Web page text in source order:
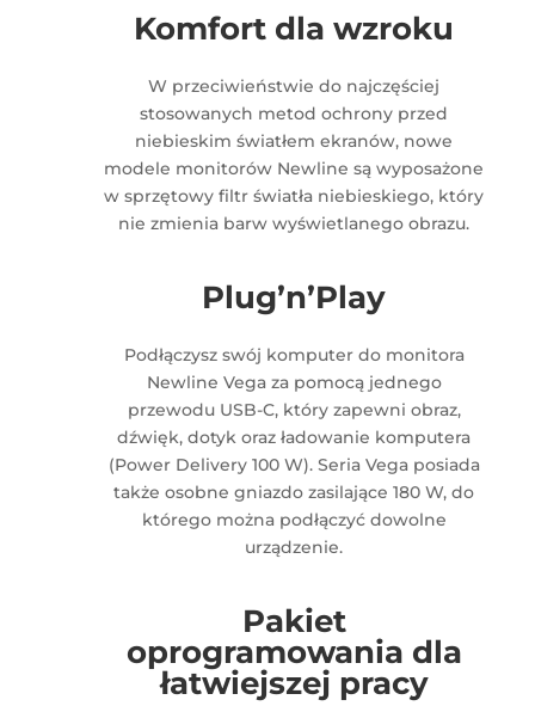
Komfort dla wzroku
W przeciwieństwie do najczęściej
stosowanych metod ochrony przed
niebieskim światłem ekranów, nowe
modele monitorów Newline są wyposażone
w sprzętowy filtr światła niebieskiego, który
nie zmienia barw wyświetlanego obrazu.
Plug’n’Play
Podłączysz swój komputer do monitora
Newline Vega za pomocą jednego
przewodu USB-C, który zapewni obraz,
dźwięk, dotyk oraz ładowanie komputera
(Power Delivery 100 W). Seria Vega posiada
także osobne gniazdo zasilające 180 W, do
którego można podłączyć dowolne
urządzenie.
Pakiet
oprogramowania dla
łatwiejszej pracy